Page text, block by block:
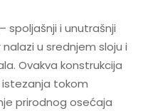
spoljašnji i unutrašnji
u srednjem sloju i
Ovakva konstrukcija
istezanja tokom
prirodnog osećaja